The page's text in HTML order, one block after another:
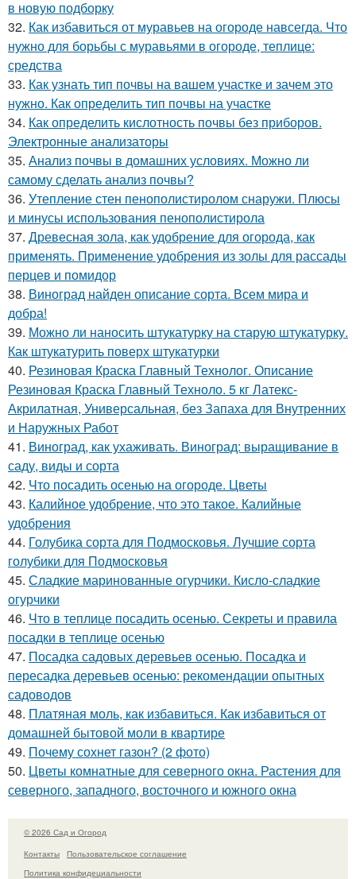
в новую подборку
32. Как избавиться от муравьев на огороде навсегда. Что
нужно для борьбы с муравьями в огороде, теплице:
средства
33. Как узнать тип почвы на вашем участке и зачем это
нужно. Как определить тип почвы на участке
34. Как определить кислотность почвы без приборов.
Электронные анализаторы
35. Анализ почвы в домашних условиях. Можно ли
самому сделать анализ почвы?
36. Утепление стен пенополистиролом снаружи. Плюсы
и минусы использования пенополистирола
37. Древесная зола, как удобрение для огорода, как
применять. Применение удобрения из золы для рассады
перцев и помидор
38. Виноград найден описание сорта. Всем мира и
добра!
39. Можно ли наносить штукатурку на старую штукатурку.
Как штукатурить поверх штукатурки
40. Резиновая Краска Главный Технолог. Описание
Резиновая Краска Главный Техноло. 5 кг Латекс-
Акрилатная, Универсальная, без Запаха для Внутренних
и Наружных Работ
41. Виноград, как ухаживать. Виноград: выращивание в
саду, виды и сорта
42. Что посадить осенью на огороде. Цветы
43. Калийное удобрение, что это такое. Калийные
удобрения
44. Голубика сорта для Подмосковья. Лучшие сорта
голубики для Подмосковья
45. Сладкие маринованные огурчики. Кисло-сладкие
огурчики
46. Что в теплице посадить осенью. Секреты и правила
посадки в теплице осенью
47. Посадка садовых деревьев осенью. Посадка и
пересадка деревьев осенью: рекомендации опытных
садоводов
48. Платяная моль, как избавиться. Как избавиться от
домашней бытовой моли в квартире
49. Почему сохнет газон? (2 фото)
50. Цветы комнатные для северного окна. Растения для
северного, западного, восточного и южного окна
© 2026 Сад и Огород
Контакты
Пользовательское соглашение
Политика конфидециальности